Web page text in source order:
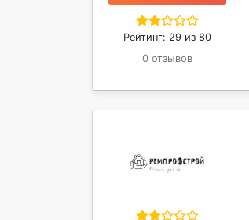
Рейтинг: 29 из 80
0 отзывов